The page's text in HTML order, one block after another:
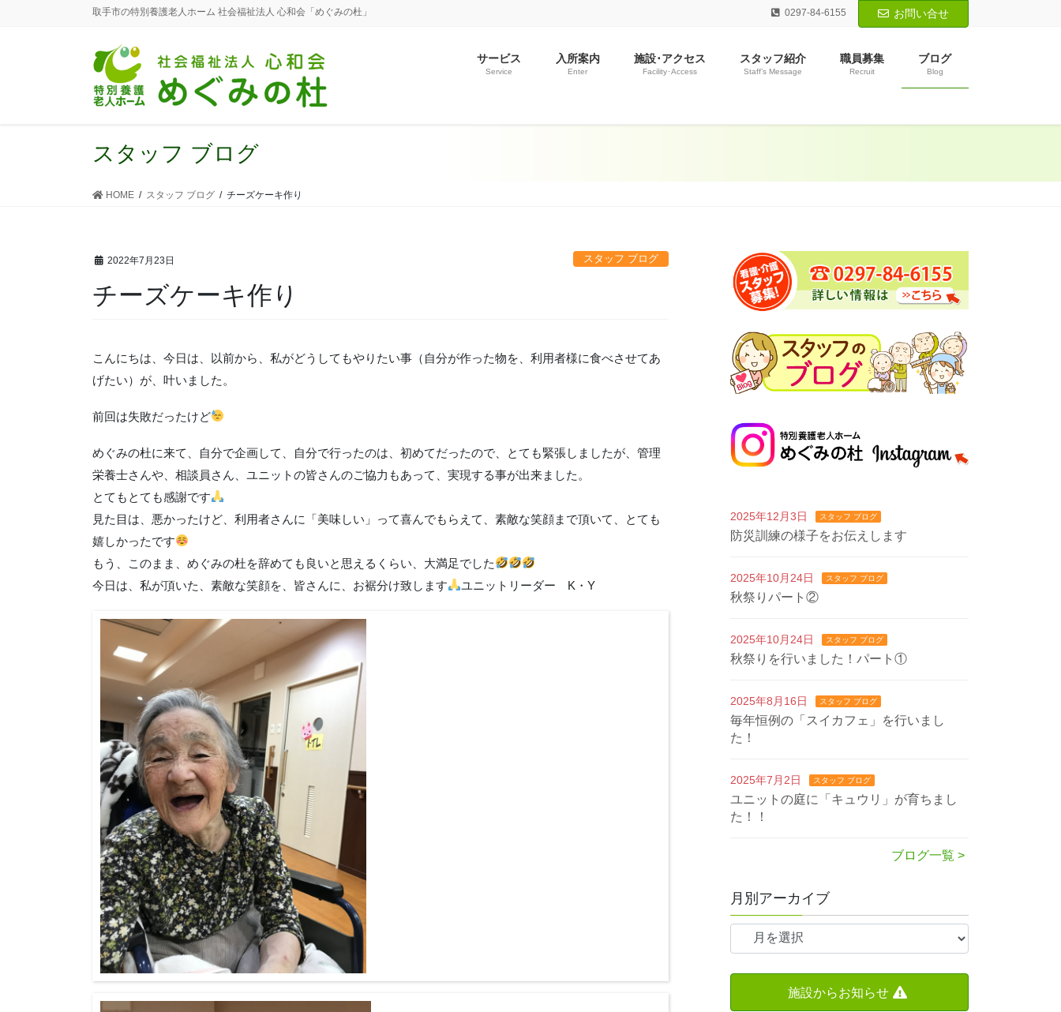
取手市の特別養護老人ホーム 社会福祉法人 心和会「めぐみの杜」 0297-84-6155 お問い合せ
サービス
Service
入所案内
Enter
施設･アクセス
Facility･Access
スタッフ紹介
Staff’s Message
職員募集
Recruit
ブログ
Blog
スタッフ ブログ
HOME スタッフ ブログ チーズケーキ作り
2022年7月23日 スタッフ ブログ
チーズケーキ作り
こんにちは、今日は、以前から、私がどうしてもやりたい事（自分が作った物を、利用者様に食べさせてあ
げたい）が、叶いました。
前回は失敗だったけど
めぐみの杜に来て、自分で企画して、自分で行ったのは、初めてだったので、とても緊張しましたが、管理
栄養士さんや、相談員さん、ユニットの皆さんのご協力もあって、実現する事が出来ました。
とてもとても感謝です
見た目は、悪かったけど、利用者さんに「美味しい」って喜んでもらえて、素敵な笑顔まで頂いて、とても
嬉しかったです
もう、このまま、めぐみの杜を辞めても良いと思えるくらい、大満足でした
今日は、私が頂いた、素敵な笑顔を、皆さんに、お裾分け致します
ユニットリーダー K・Y
2025年12月3日 スタッフ ブログ
防災訓練の様子をお伝えします
2025年10月24日 スタッフ ブログ
秋祭りパート②
2025年10月24日 スタッフ ブログ
秋祭りを行いました！パート①
2025年8月16日 スタッフ ブログ
毎年恒例の「スイカフェ」を行いまし
た！
2025年7月2日 スタッフ ブログ
ユニットの庭に「キュウリ」が育ちまし
た！！
ブログ一覧 >
月別アーカイブ
施設からお知らせ